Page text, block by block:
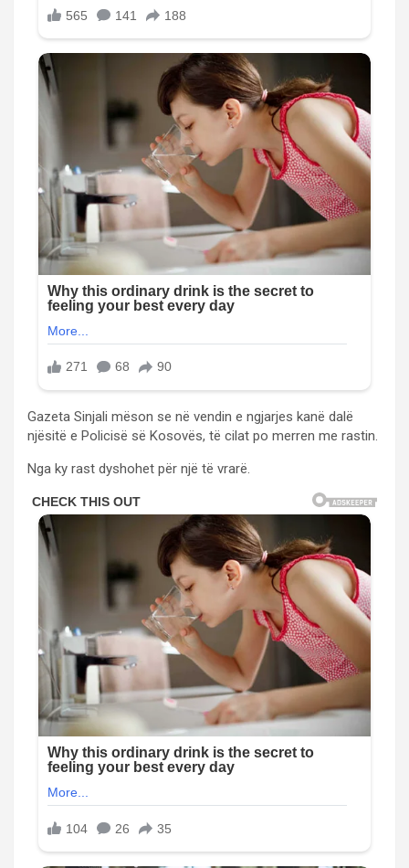
Gazeta Sinjali mëson se në vendin e ngjarjes kanë dalë
njësitë e Policisë së Kosovës, të cilat po merren me rastin.
Nga ky rast dyshohet për një të vrarë.